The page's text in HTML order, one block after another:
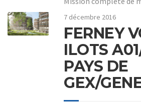
7 décembre 2016
FERNEY
ILOTS
PAYS DE
GEX/